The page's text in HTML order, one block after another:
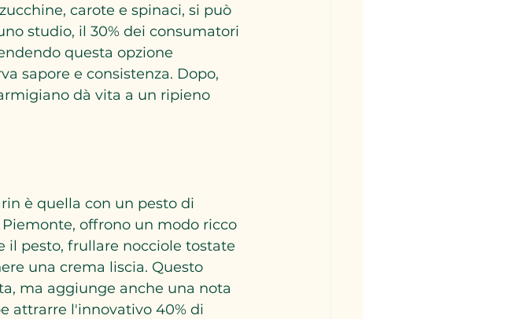
carote e spinaci, si può
studio, il 30% dei consumatori
questa opzione
sapore e consistenza. Dopo,
dà vita a un ripieno
è quella con un pesto di
offrono un modo ricco
il pesto, frullare nocciole tostate
una crema liscia. Questo
ma aggiunge anche una nota
attrarre l'innovativo 40% di